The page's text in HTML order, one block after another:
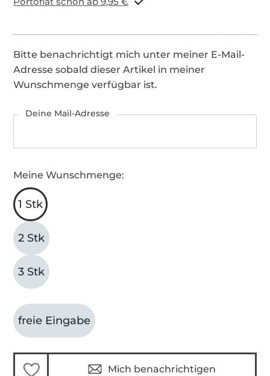
Bitte benachrichtigt mich unter meiner E-Mail-
Adresse sobald dieser Artikel in meiner
Wunschmenge verfügbar ist.
Deine Mail-Adresse
Meine Wunschmenge:
1 Stk
2 Stk
3 Stk
freie Eingabe
Mich benachrichtigen